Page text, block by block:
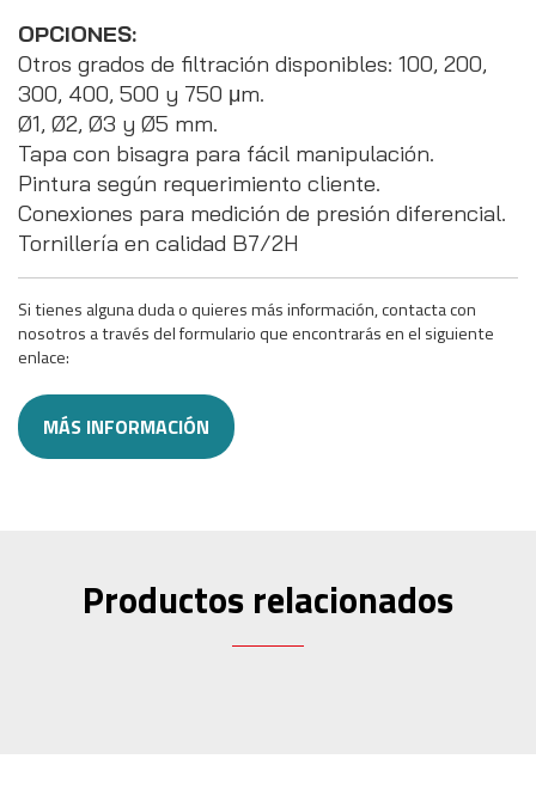
OPCIONES:
Otros grados de filtración disponibles: 100, 200,
300, 400, 500 y 750 μm.
Ø1, Ø2, Ø3 y Ø5 mm.
Tapa con bisagra para fácil manipulación.
Pintura según requerimiento cliente.
Conexiones para medición de presión diferencial.
Tornillería en calidad B7/2H
Si tienes alguna duda o quieres más información, contacta con
nosotros a través del formulario que encontrarás en el siguiente
enlace:
MÁS INFORMACIÓN
Productos relacionados